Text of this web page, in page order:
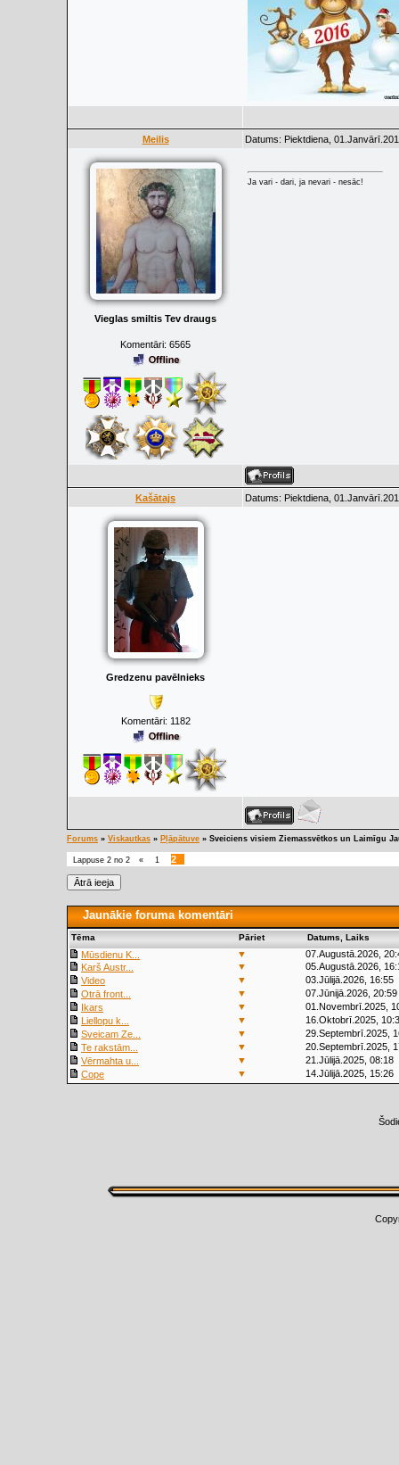
Meilis Datums: Piektdiena,
Vieglas smiltis Tev draugs
Komentāri: 6565
Ja vari - dari, ja nevari - nesāc!
Kašātajs Datums: Piektdiena,
Gredzenu pavēlnieks
Komentāri: 1182
Forums » Viskautkas » Pļāpātuve » Sveiciens visiem Ziemassvētkos un Laimīgu
Lappuse 2 no 2 « 1 2
Jaunākie foruma komentāri
Tēma Pāriet Datums, Laiks
Mūsdienu K... ▼
07.Augustā.2026,
Karš Austr...
▼
05.Augustā.2026,
Video
▼
03.Jūlijā.2026, 16:55
Otrā front...
▼
07.Jūnijā.2026, 20:59
Ikars
▼
01.Novembrī.2025,
Liellopu k...
▼
16.Oktobrī.2025,
Sveicam Ze...
▼
29.Septembrī.2025,
Te rakstām...
▼
20.Septembrī.2025,
Vērmahta u...
▼
21.Jūlijā.2025, 08:18
Cope
▼ 14.Jūlijā.2025, 15:26